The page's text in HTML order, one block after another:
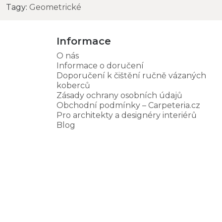
Tagy: Geometrické
Informace
O nás
Informace o doručení
Doporučení k čištění ručně vázaných
koberců
Zásady ochrany osobních údajů
Obchodní podmínky – Carpeteria.cz
Pro architekty a designéry interiérů
Blog